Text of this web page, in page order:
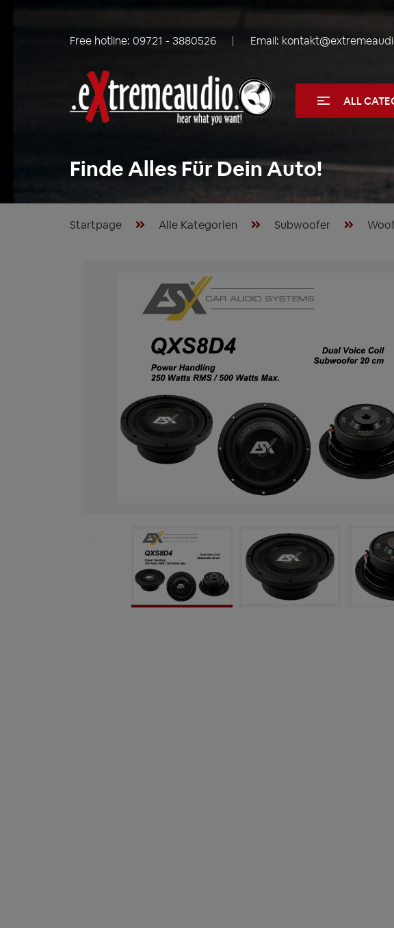
Free hotline: 09721 - 3880526 Email:
ALL
Finde Alles Für Dein Auto!
Startpage Alle Kategorien Subwoofer